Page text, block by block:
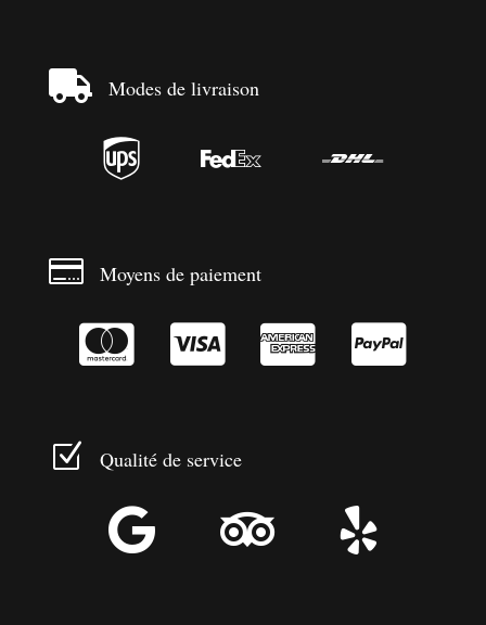
 Modes de livraison
  
 Moyens de paiement
   
Z Qualité de service
  